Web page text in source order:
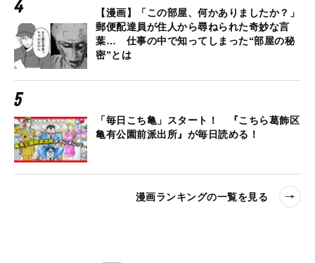
【漫画】「この部屋、何かありましたか？」
郵便配達員が住人から尋ねられた奇妙な言
葉… 仕事の中で知ってしまった“部屋の秘
密”とは
「毎日こち亀」スタート！ 『こちら葛飾区
亀有公園前派出所』が毎日読める！
漫画ランキングの一覧を見る